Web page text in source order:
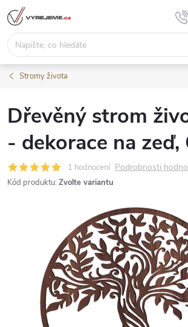
Přejít
na
obsah
Stromy života
Dřevěný strom
- dekorace na zeď,
1 hodnocení Podrobnosti
Kód produktu: Zvolte variantu